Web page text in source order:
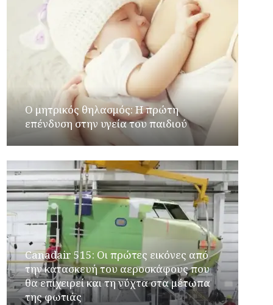
Ο μητρικός θηλασμός: Η πρώτη
επένδυση στην υγεία του παιδιού
Canadair 515: Οι πρώτες εικόνες από
την κατασκευή του αεροσκάφους που
θα επιχειρεί και τη νύχτα στα μέτωπα
της φωτιάς